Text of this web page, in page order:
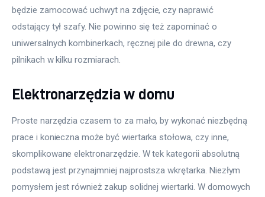
będzie zamocować uchwyt na zdjęcie, czy naprawić
odstający tył szafy. Nie powinno się też zapominać o
uniwersalnych kombinerkach, ręcznej pile do drewna, czy
pilnikach w kilku rozmiarach.
Elektronarzędzia w domu
Proste narzędzia czasem to za mało, by wykonać niezbędną
prace i konieczna może być wiertarka stołowa, czy inne,
skomplikowane elektronarzędzie. W tek kategorii absolutną
podstawą jest przynajmniej najprostsza wkrętarka. Niezłym
pomysłem jest również zakup solidnej wiertarki. W domowych